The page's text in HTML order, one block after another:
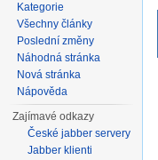
Kategorie
Všechny články
Poslední změny
Náhodná stránka
Nová stránka
Nápověda
Zajímavé odkazy
České jabber servery
Jabber klienti